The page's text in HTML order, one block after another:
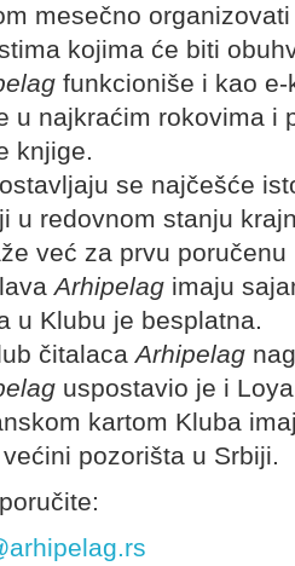
mesečno
kojima će biti
funkcioniše i kao
u najkraćim rokovima i
knjige.
se najčešće
u redovnom stanju
već za prvu poručenu
Arhipelag imaju
u Klubu je besplatna.
čitalacaArhipelag
uspostavio je i
kartom Kluba
pozorišta u Srbiji.